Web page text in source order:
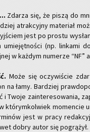
Zda­rza się, że piszą do
atrak­cyj­ny ma­te­riał
jest po pro­stu
umie­jęt­no­ści (np. lin­ka­mi
w każ­dym nu­me­rze “NF”
Może się oczy­wi­ście
na łamy. Bar­dziej
Twoje za­in­te­re­so­wa­nia,
któ­rym­kol­wiek mo­men­cie
jest w pracy
dobry autor się po­grą­żył.